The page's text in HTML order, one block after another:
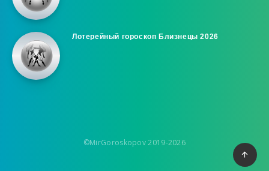
Лотерейный гороскоп Близнецы 2026
©MirGoroskopov 2019-2026